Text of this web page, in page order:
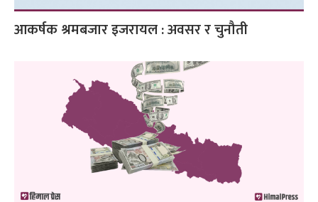
आकर्षक श्रमबजार इजरायल : अवसर र चुनौती